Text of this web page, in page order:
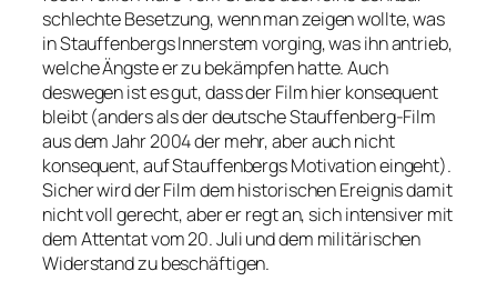
schlechte Besetzung, wenn man zeigen wollte, was
in Stauffenbergs Innerstem vorging, was ihn antrieb,
welche Ängste er zu bekämpfen hatte. Auch
deswegen ist es gut, dass der Film hier konsequent
bleibt (anders als der deutsche Stauffenberg-Film
aus dem Jahr 2004 der mehr, aber auch nicht
konsequent, auf Stauffenbergs Motivation eingeht).
Sicher wird der Film dem historischen Ereignis damit
nicht voll gerecht, aber er regt an, sich intensiver mit
dem Attentat vom 20. Juli und dem militärischen
Widerstand zu beschäftigen.